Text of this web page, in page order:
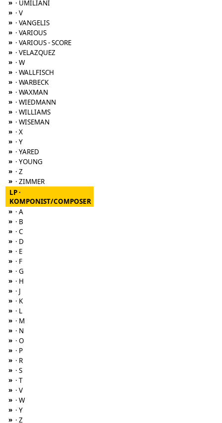
» · UMILIANI
» · V
» · VANGELIS
» · VARIOUS
» · VARIOUS - SCORE
» · VELAZQUEZ
» · W
» · WALLFISCH
» · WARBECK
» · WAXMAN
» · WIEDMANN
» · WILLIAMS
» · WISEMAN
» · X
» · Y
» · YARED
» · YOUNG
» · Z
» · ZIMMER
LP ·
KOMPONIST/COMPOSER
» · A
» · B
» · C
» · D
» · E
» · F
» · G
» · H
» · J
» · K
» · L
» · M
» · N
» · O
» · P
» · R
» · S
» · T
» · V
» · W
» · Y
» · Z